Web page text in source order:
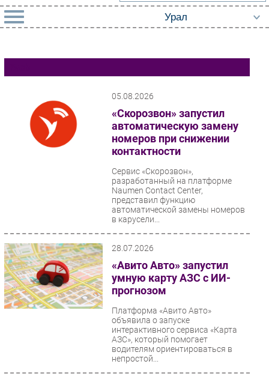
Импорто­замещение
Автоматизация Промышленности
Интернет
Мобильная связь
Фиксированная связь
ПО
Outsourcing
Кадры
Регулирование
Финансы
05.08.2026
«Скорозвон» запустил
автоматическую замену
номеров при снижении
контактности
Сервис «Скорозвон»,
разработанный на платформе
Naumen Contact Center,
представил функцию
автоматической замены номеров
в карусели...
28.07.2026
«Авито Авто» запустил
умную карту АЗС с ИИ-
прогнозом
Платформа «Авито Авто»
объявила о запуске
интерактивного сервиса «Карта
АЗС», который помогает
водителям ориентироваться в
непростой...